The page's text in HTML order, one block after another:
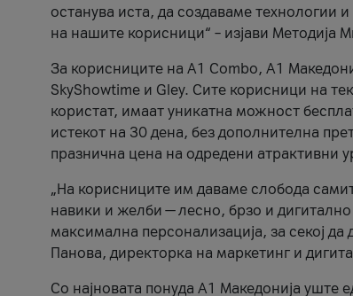
останува иста, да создаваме технологии
на нашите корисници“ – изјави Методија
За корисниците на A1 Combo, А1
SkyShowtime и Gley. Сите корисници на
користат, имаат уникатна можност
истекот на 30 дена, без дополнителна
празнична цена на одредени атрактивни
„На корисниците им даваме слобода
навики и желби — лесно, брзо и
максимална персонализација, за секој
Панова, директорка на маркетинг и
Со најновата понуда А1 Македонија уште